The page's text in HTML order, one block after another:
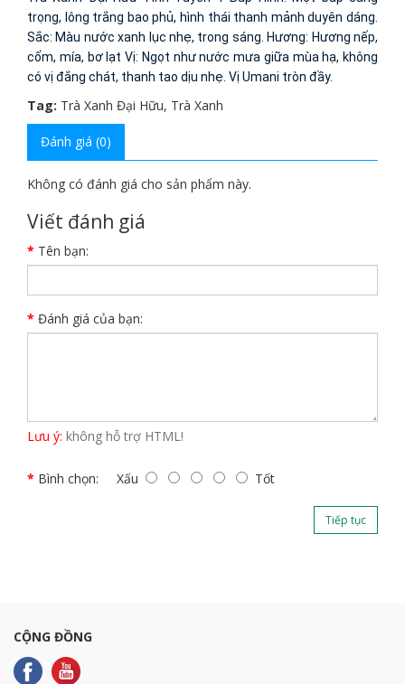
trọng, lông trắng bao phủ, hình thái thanh mảnh duyên dáng.
Sắc: Màu nước xanh lục nhẹ, trong sáng. Hương: Hương nếp,
cốm, mía, bơ lạt Vị: Ngọt như nước mưa giữa mùa hạ, không
có vị đắng chát, thanh tao dịu nhẹ. Vị Umani tròn đầy.
Tag: Trà Xanh Đại Hữu, Trà Xanh
Đánh giá (0)
Không có đánh giá cho sản phẩm này.
Viết đánh giá
Tên bạn:
Đánh giá của bạn:
Lưu ý: không hỗ trợ HTML!
Bình chọn: Xấu Tốt
Tiếp tục
CỘNG ĐỒNG